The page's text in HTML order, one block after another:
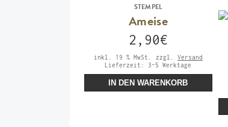
STEMPEL
Ameise
2,90€
inkl. 19 % MwSt. zzgl. Versand
Lieferzeit: 3-5 Werktage
IN DEN WARENKORB